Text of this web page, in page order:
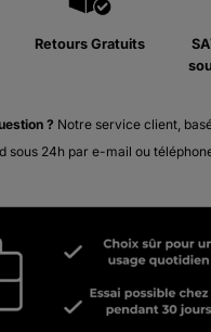
Retours Gratuits
? Notre service client,
sous 24h par e-mail ou